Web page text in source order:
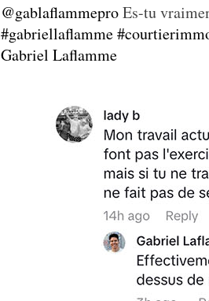
@gablaflammeproEs-tu
#gabriellaflamme
Gabriel Laflamme